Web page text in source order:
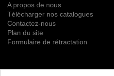
A propos de nous
Télécharger nos catalogues
Contactez-nous
Plan du site
Formulaire de rétractation